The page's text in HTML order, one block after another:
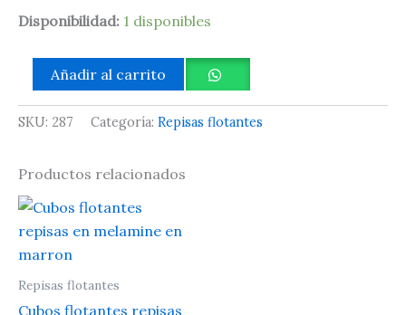
Disponibilidad: 1 disponibles
Añadir al carrito
SKU: 287 Categoría: Repisas flotantes
Productos relacionados
Repisas flotantes
Cubos flotantes repisas